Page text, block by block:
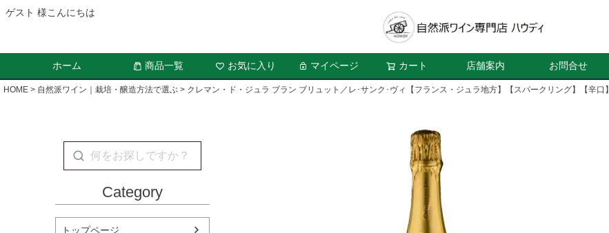
ゲスト 様こんにちは
ホーム 商品一覧 お気に入り マイページ カート 店舗案内 お問合せ
HOME 自然派ワイン｜栽培・醸造方法で選ぶ クレマン・ド・ジュラ ブラン ブリュット／レ･サンク･ヴィ【フランス・ジュラ地方】【スパークリング】【辛口】
Category
トップページ